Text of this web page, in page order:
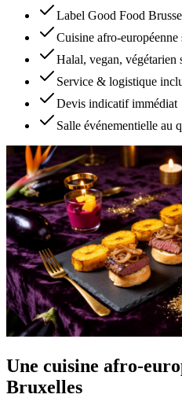
Label Good Food
Cuisine afro-européenne
Halal, vegan, végétarien
Service & logistique
Devis indicatif immédiat
Salle événementielle au
Une cuisine afro-
Bruxelles